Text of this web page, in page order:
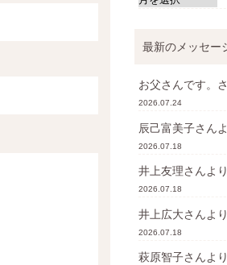
最新のメッセー
お父さんです。
2026.07.24
辰己富美子さん
2026.07.18
井上友理さんより
2026.07.18
井上広大さんより
2026.07.18
萩原智子さんより